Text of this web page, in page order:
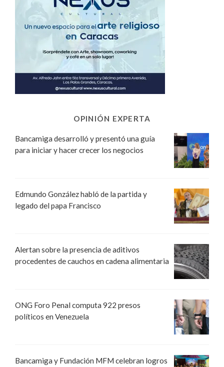
OPINIÓN EXPERTA
Bancamiga desarrolló y presentó una guía
para iniciar y hacer crecer los negocios
Edmundo González habló de la partida y
legado del papa Francisco
Alertan sobre la presencia de aditivos
procedentes de cauchos en cadena alimentaria
ONG Foro Penal computa 922 presos
políticos en Venezuela
Bancamiga y Fundación MFM celebran logros